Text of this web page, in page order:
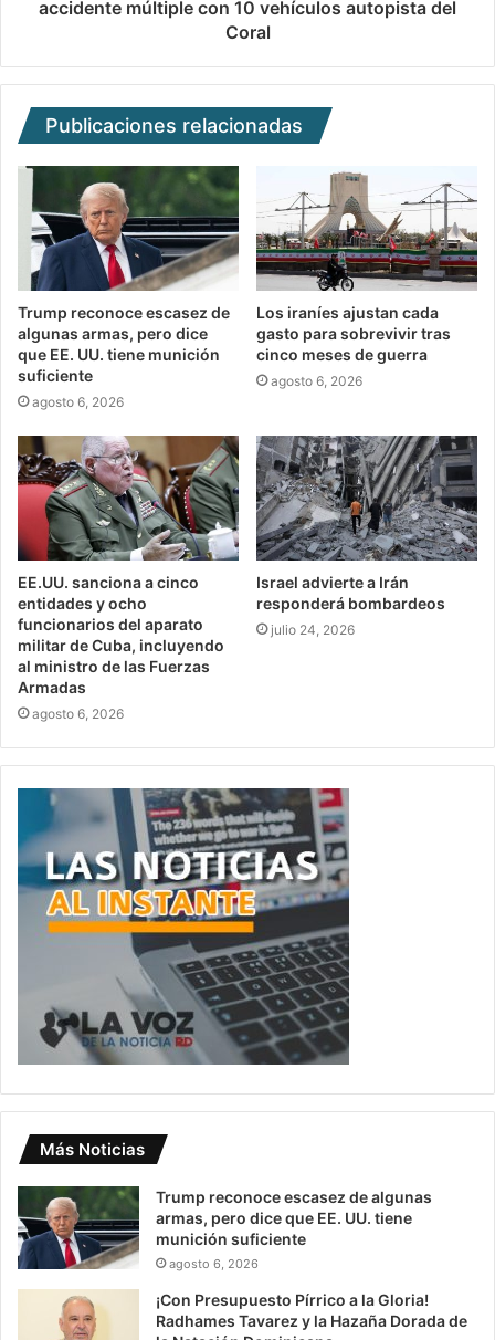
accidente múltiple con 10 vehículos autopista del
Coral
Publicaciones relacionadas
Trump reconoce escasez de
algunas armas, pero dice
que EE. UU. tiene munición
suficiente
agosto 6, 2026
Los iraníes ajustan cada
gasto para sobrevivir tras
cinco meses de guerra
agosto 6, 2026
EE.UU. sanciona a cinco
entidades y ocho
funcionarios del aparato
militar de Cuba, incluyendo
al ministro de las Fuerzas
Armadas
agosto 6, 2026
Israel advierte a Irán
responderá bombardeos
julio 24, 2026
Más Noticias
Trump reconoce escasez de algunas
armas, pero dice que EE. UU. tiene
munición suficiente
agosto 6, 2026
¡Con Presupuesto Pírrico a la Gloria!
Radhames Tavarez y la Hazaña Dorada de